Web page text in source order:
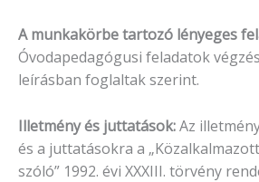
A munkakörbe tartozó lényeges
Óvodapedagógusi feladatok
leírásban foglaltak szerint.
Illetmény és juttatások:Az
és a juttatásokra a
szóló” 1992. évi XXXIII. törvény